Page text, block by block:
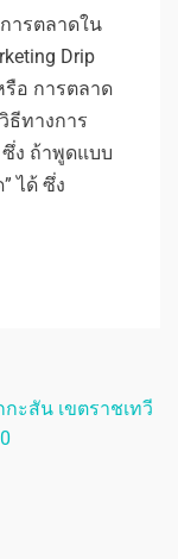
ารตลาดใน
Drip
รือ การตลาด
ธีทางการ
ง ถ้าพูดแบบ
ได้ ซึ่ง
ะสัน เขตราชเทวี